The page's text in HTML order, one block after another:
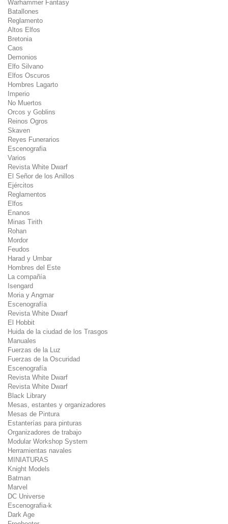
Warhammer Fantasy
Batallones
Reglamento
Altos Elfos
Bretonia
Caos
Demonios
Elfo Silvano
Elfos Oscuros
Hombres Lagarto
Imperio
No Muertos
Orcos y Goblins
Reinos Ogros
Skaven
Reyes Funerarios
Escenografia
Varios
Revista White Dwarf
El Señor de los Anillos
Ejércitos
Reglamentos
Elfos
Enanos
Minas Tirith
Rohan
Mordor
Feudos
Harad y Umbar
Hombres del Este
La compañía
Isengard
Moria y Angmar
Escenografía
Revista White Dwarf
El Hobbit
Huida de la ciudad de los Trasgos
Manuales
Fuerzas de la Luz
Fuerzas de la Oscuridad
Escenografía
Revista White Dwarf
Revista White Dwarf
Black Library
Mesas, estantes y organizadores
Mesas de Pintura
Estanterías para pinturas
Organizadores de trabajo
Modular Workshop System
Herramientas navales
MINIATURAS
Knight Models
Batman
Marvel
DC Universe
Escenografia-k
Dark Age